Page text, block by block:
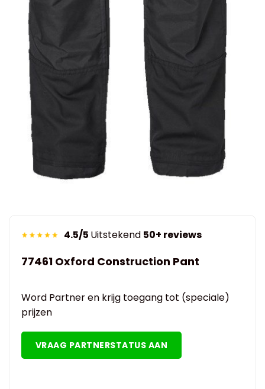
4.5/5 Uitstekend 50+ reviews
77461 Oxford Construction Pant
Word Partner en krijg toegang tot (speciale)
prijzen
VRAAG PARTNERSTATUS AAN